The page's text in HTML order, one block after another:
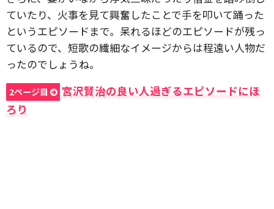
ていたり、火事を見て興奮したことで手を叩いて踊った
というエピソードまで。呆れるほどのエピソードが残っ
ているので、短歌の繊細なイメージからは程遠い人物だ
ったのでしょうね。
2ページ目
宮沢賢治の良い人過ぎるエピソードにほ
ろり